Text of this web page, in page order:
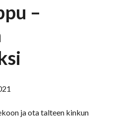
–
ja ota talteen kinkun